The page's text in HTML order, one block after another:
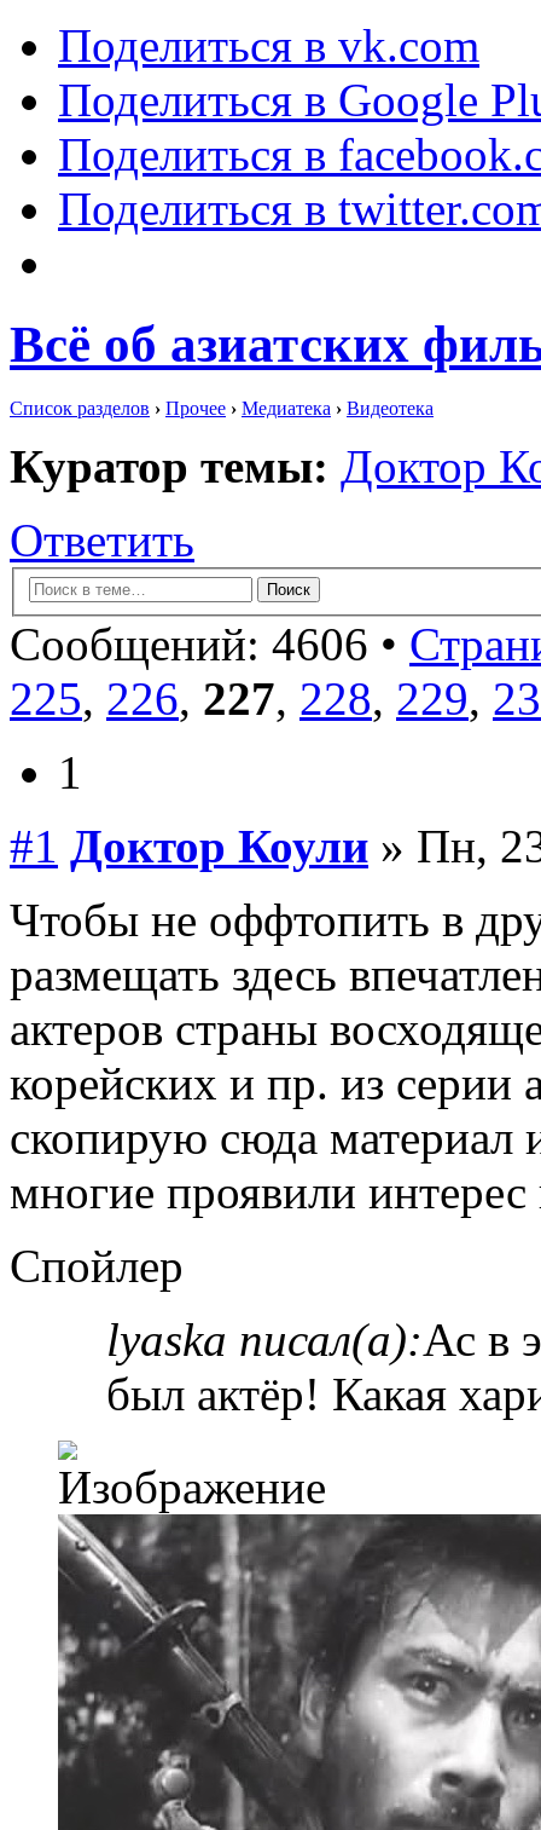
Поделиться в vk.com
Поделиться в Google
Поделиться в
Поделиться в
Всё об азиатских
Список разделов › Прочее › Медиатека › Видеотека
Куратор темы: Доктор
Ответить
Сообщений: 4606 •
225, 226, 227, 228, 229,
1
#1 Доктор Коули » Пн,
Чтобы не оффтопить в
размещать здесь
актеров страны
корейских и пр. из серии
скопирую сюда материал
многие проявили
Спойлер
lyaska писал(а):Ас в
был актёр! Какая